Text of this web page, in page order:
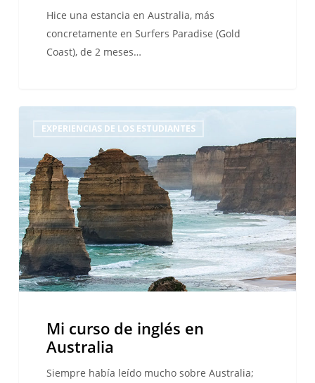
Hice una estancia en Australia, más
concretamente en Surfers Paradise (Gold
Coast), de 2 meses…
curso
inglés
en
Australia
EXPERIENCIAS DE LOS ESTUDIANTES
Mi curso de inglés en
Australia
Siempre había leído mucho sobre Australia;